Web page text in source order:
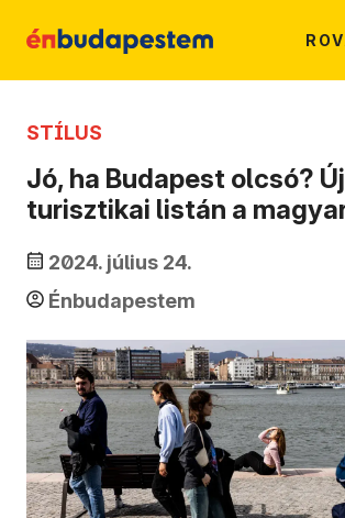
STÍLUS
Jó, ha Budapest olcsó?
turisztikai listán a
2024. július 24.
Énbudapestem